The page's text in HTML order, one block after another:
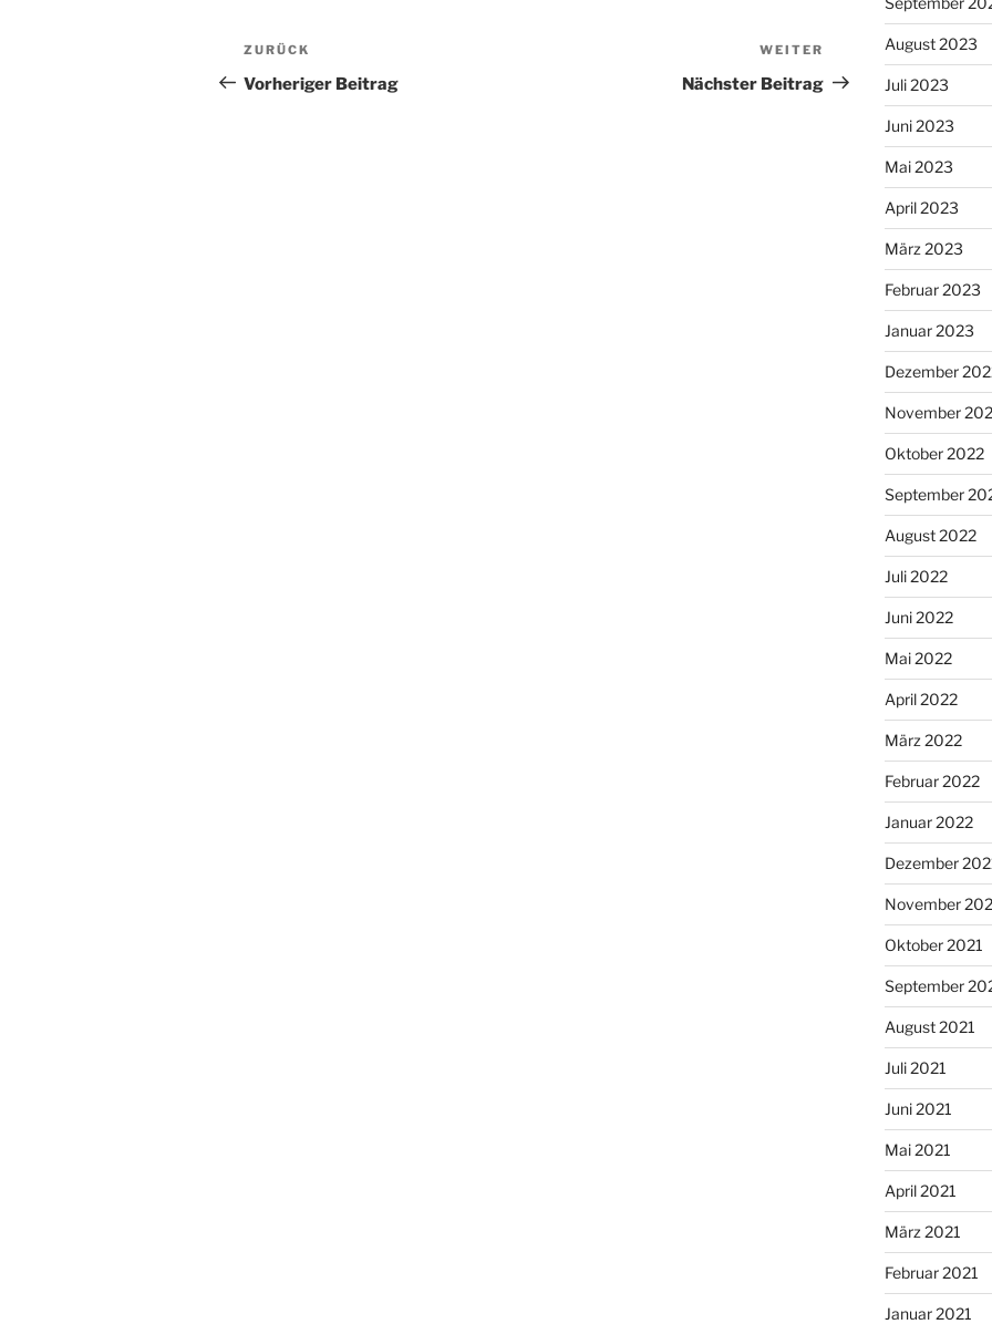
Beitragsnavigation
Vorheriger
Beitrag
ZURÜCK
Vorheriger Beitrag
Nächster
Beitrag
WEITER
Nächster Beitrag
August 2023
Juli 2023
Juni 2023
Mai 2023
April 2023
März 2023
Februar 2023
Januar 2023
Dezember
November
Oktober 2022
September
August 2022
Juli 2022
Juni 2022
Mai 2022
April 2022
März 2022
Februar 2022
Januar 2022
Dezember
November
Oktober 2021
September
August 2021
Juli 2021
Juni 2021
Mai 2021
April 2021
März 2021
Februar 2021
Januar 2021